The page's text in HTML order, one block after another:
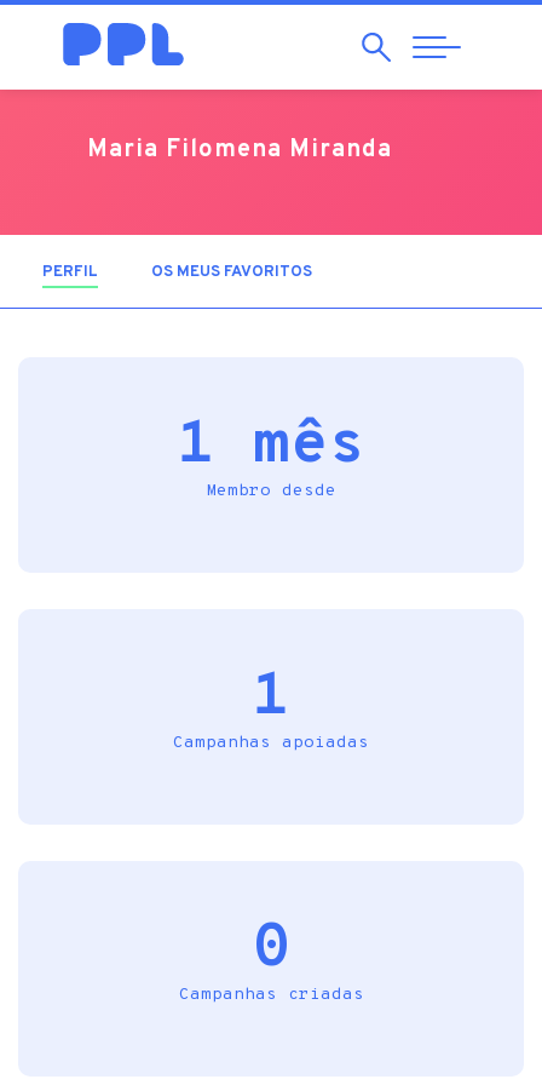
Pesquisar
Abrir
Navegação
Maria Filomena Miranda
PERFIL (SEPARADOR ATIVO)
OS MEUS FAVORITOS
1 mês
Membro desde
1
Campanhas apoiadas
0
Campanhas criadas